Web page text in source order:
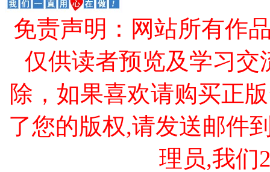
免责声明：网站所有作
仅供读者预览及学习交
除，如果喜欢请购买正
了您的版权,请发送邮件
理员,我们